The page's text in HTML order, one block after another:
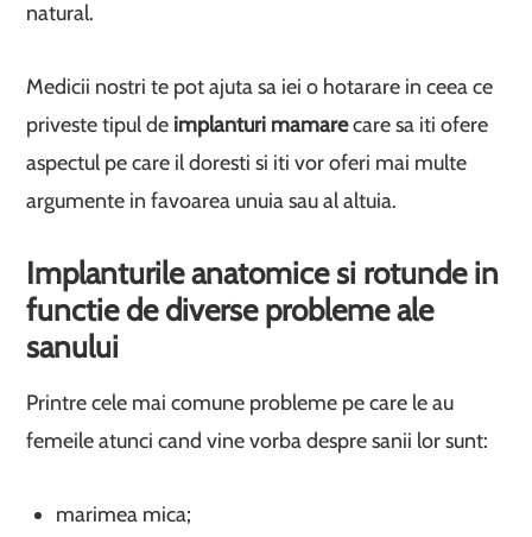
natural.
Medicii nostri te pot ajuta sa iei o hotarare in ceea ce
priveste tipul de implanturi mamarecare sa iti ofere
aspectul pe care il doresti si iti vor oferi mai multe
argumente in favoarea unuia sau al altuia.
Implanturile anatomice si rotunde in
functie de diverse probleme ale
sanului
Printre cele mai comune probleme pe care le au
femeile atunci cand vine vorba despre sanii lor sunt:
marimea mica;